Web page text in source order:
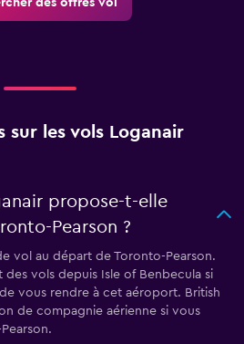
des offres vol
sur les vols Loganair
propose-t-elle
Pearson ?
vol au départ de Toronto-Pearson.
vols depuis Isle of Benbecula si
vous rendre à cet aéroport. British
de compagnie aérienne si vous